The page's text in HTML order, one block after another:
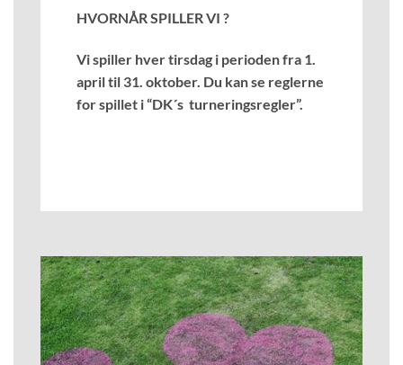
HVORNÅR SPILLER VI ?
Vi spiller hver tirsdag i perioden fra 1.
april til 31. oktober. Du kan se reglerne
for spillet i “DK´s turneringsregler”.